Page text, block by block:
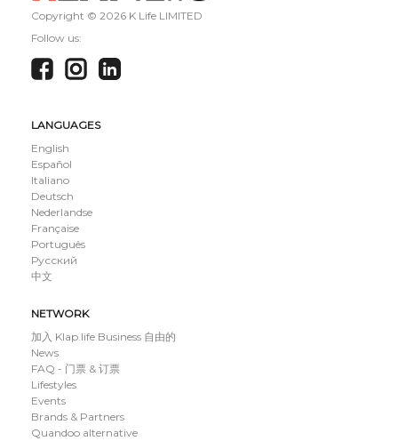
Copyright © 2026 K Life LIMITED
Follow us:
LANGUAGES
English
Español
Italiano
Deutsch
Nederlandse
Française
Português
Русский
中文
NETWORK
加入 Klap.life Business 自由的
News
FAQ - 门票 & 订票
Lifestyles
Events
Brands & Partners
Quandoo alternative